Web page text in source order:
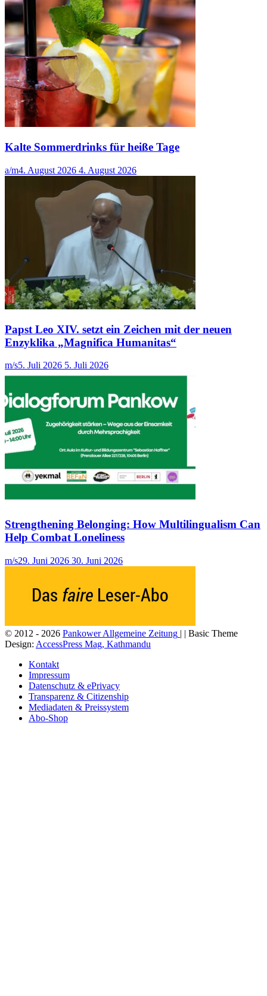
Kalte Sommerdrinks für heiße Tage
a/m4. August 2026 4. August 2026
Papst Leo XIV. setzt ein Zeichen mit der neuen
Enzyklika „Magnifica Humanitas“
m/s5. Juli 2026 5. Juli 2026
Strengthening Belonging: How Multilingualism Can
Help Combat Loneliness
m/s29. Juni 2026 30. Juni 2026
© 2012 - 2026 Pankower Allgemeine Zeitung | | Basic Theme
Design: AccessPress Mag, Kathmandu
Kontakt
Impressum
Datenschutz & ePrivacy
Transparenz & Citizenship
Mediadaten & Preissystem
Abo-Shop